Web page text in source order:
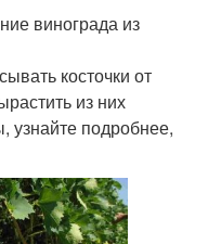
винограда из
косточки от
из них
узнайте подробнее,